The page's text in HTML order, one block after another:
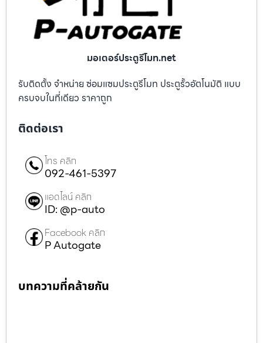
มอเตอร์ประตูรีโมท.net
รับติดตั้ง จำหน่าย ซ่อมแซมประตูรีโมท ประตูรั้วอัตโนมัติ แบบ
ครบจบในที่เดียว ราคาถูก
ติดต่อเรา
โทร คลิก
092-461-5397
แอดไลน์ คลิก
ID: @p-auto
Facebook คลิก
P Autogate
บทความที่คล้ายกัน